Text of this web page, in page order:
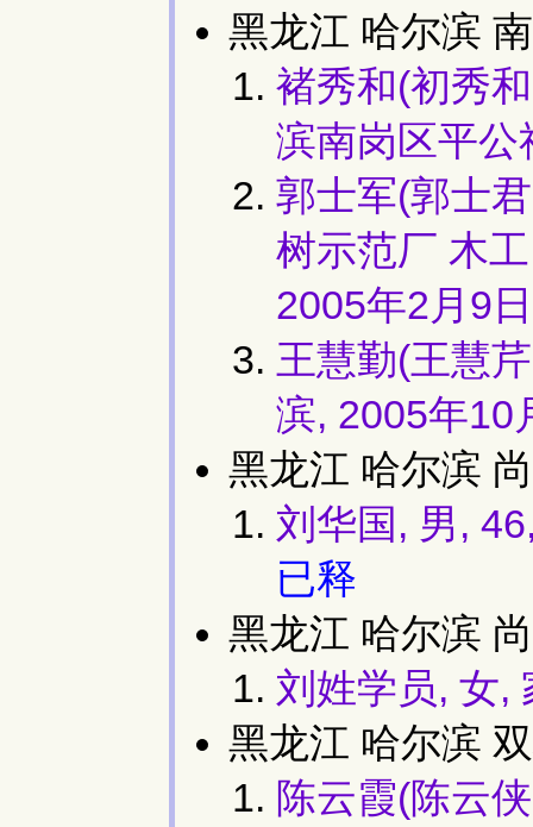
黑龙江 哈尔滨
褚秀和(初秀
滨南岗区平
郭士军(郭士
树示范厂 木
2005年2月9日
王慧勤(王慧
滨, 2005年10
黑龙江 哈尔滨
刘华国, 男,
已释
黑龙江 哈尔滨
刘姓学员, 女,
黑龙江 哈尔滨
陈云霞(陈云